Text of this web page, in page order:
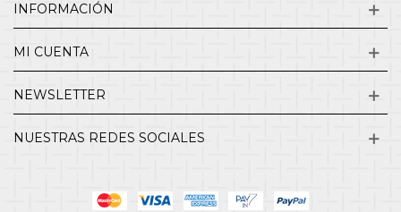
INFORMACIÓN
MI CUENTA
NEWSLETTER
NUESTRAS REDES SOCIALES